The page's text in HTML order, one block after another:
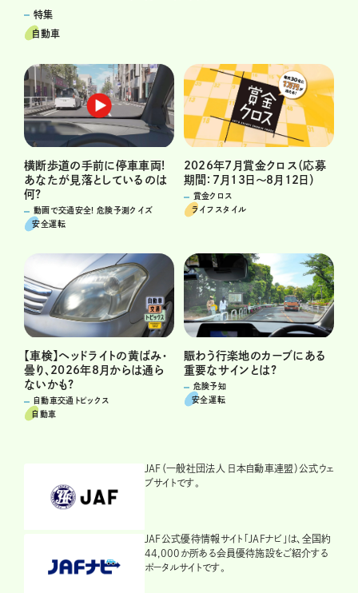
特集
自動車
横断歩道の手前に停車車両!
あなたが見落としているのは
何?
動画で交通安全! 危険予測クイズ
安全運転
2026年7月賞金クロス（応募
期間：7月13日～8月12日）
賞金クロス
ライフスタイル
【車検】ヘッドライトの黄ばみ・
曇り、2026年8月からは通ら
ないかも?
自動車交通トピックス
自動車
賑わう行楽地のカーブにある
重要なサインとは?
危険予知
安全運転
JAF（一般社団法人 日本自動車連盟）公式ウェ
ブサイトです。
JAF公式優待情報サイト「JAFナビ」は、全国約
44,000か所ある会員優待施設をご紹介する
ポータルサイトです。